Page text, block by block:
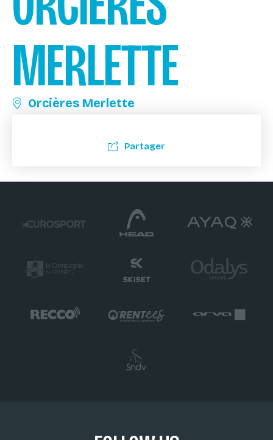
MERLETTE
Orcières Merlette
Partager